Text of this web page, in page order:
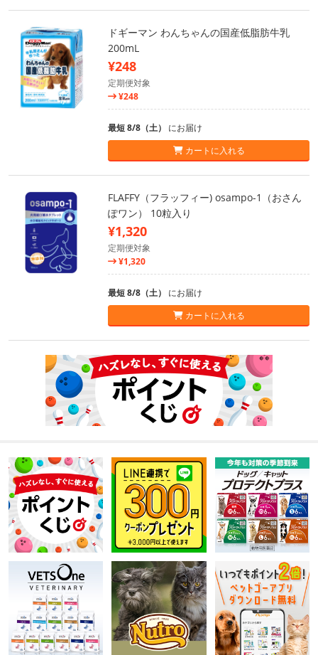
ドギーマン わんちゃんの国産低脂肪牛乳
200mL
¥248
定期便対象
¥248
最短 8/8（土） にお届け
カートに入れる
FLAFFY（フラッフィー) osampo-1（おさん
ぽワン） 10粒入り
¥1,320
定期便対象
¥1,320
最短 8/8（土） にお届け
カートに入れる